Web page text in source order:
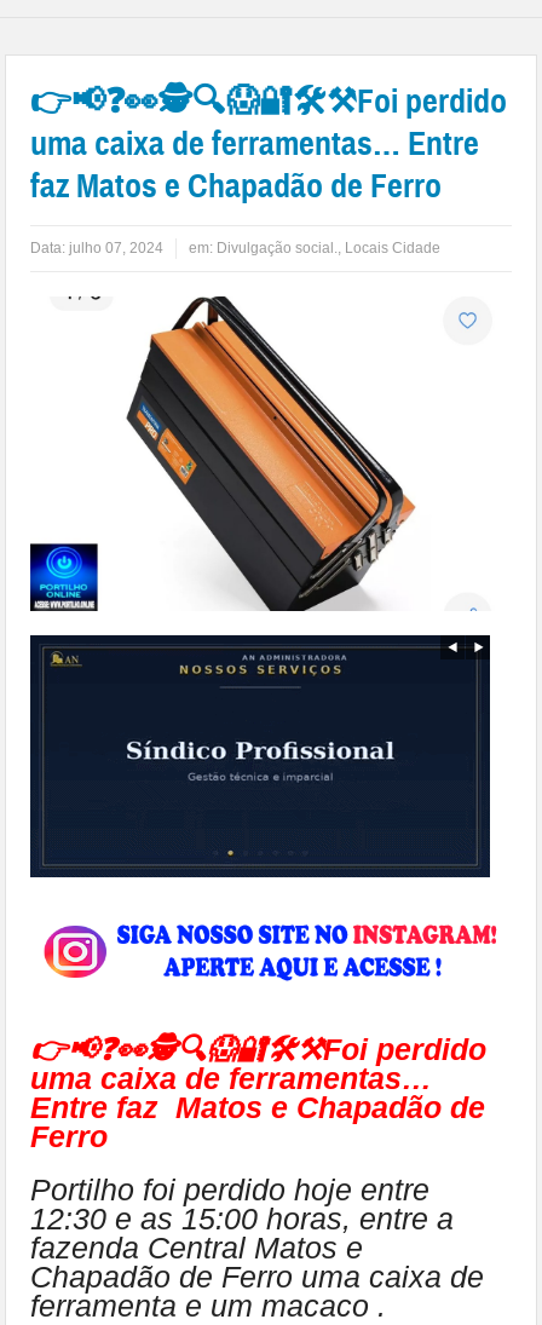
👉📢❓👀🕵🔍😱🔐🛠⚒Foi perdido
uma caixa de ferramentas… Entre
faz Matos e Chapadão de Ferro
Data: julho 07, 2024 em: Divulgação social., Locais Cidade
👉📢❓👀🕵🔍😱🔐🛠⚒Foi perdido
uma caixa de ferramentas…
Entre faz Matos e Chapadão de
Ferro
Portilho foi perdido hoje entre
12:30 e as 15:00 horas, entre a
fazenda Central Matos e
Chapadão de Ferro uma caixa de
ferramenta e um macaco .